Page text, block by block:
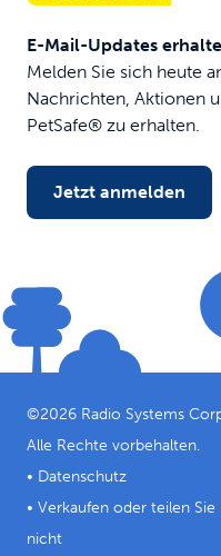
E-Mail-Updates
Melden Sie sich heute
Nachrichten, Aktionen
PetSafe® zu erhalten.
Jetzt anmelden
©2026 Radio Systems
Alle Rechte vorbehalten.
• Datenschutz
• Verkaufen oder teilen
nicht